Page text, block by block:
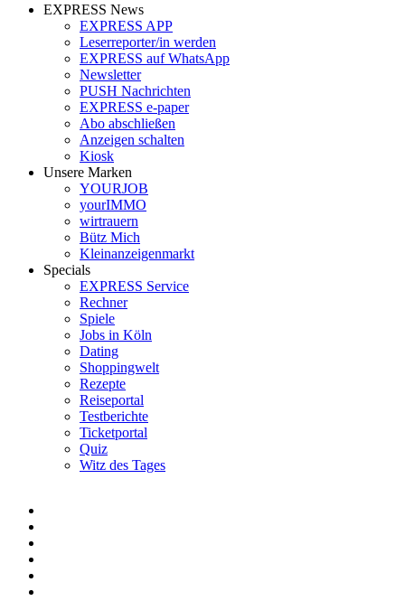
EXPRESS News
EXPRESS APP
Leserreporter/in werden
EXPRESS auf WhatsApp
Newsletter
PUSH Nachrichten
EXPRESS e-paper
Abo abschließen
Anzeigen schalten
Kiosk
Unsere Marken
YOURJOB
yourIMMO
wirtrauern
Bütz Mich
Kleinanzeigenmarkt
Specials
EXPRESS Service
Rechner
Spiele
Jobs in Köln
Dating
Shoppingwelt
Rezepte
Reiseportal
Testberichte
Ticketportal
Quiz
Witz des Tages